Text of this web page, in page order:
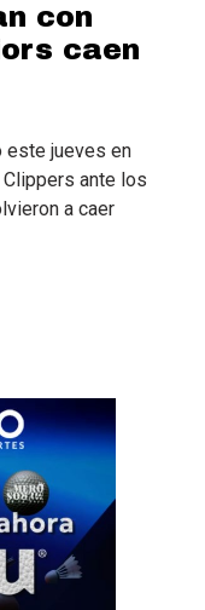
con
caen
este jueves en
ante los
a caer